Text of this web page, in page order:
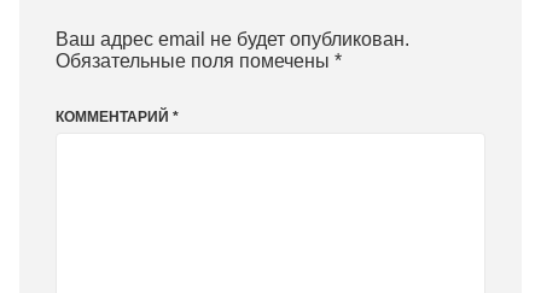
Ваш адрес email не будет опубликован.
Обязательные поля помечены *
КОММЕНТАРИЙ *